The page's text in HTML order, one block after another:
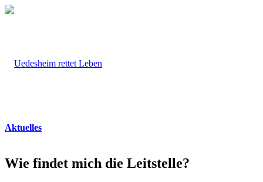
Aktuelles
Wie findet mich die Leitstelle?